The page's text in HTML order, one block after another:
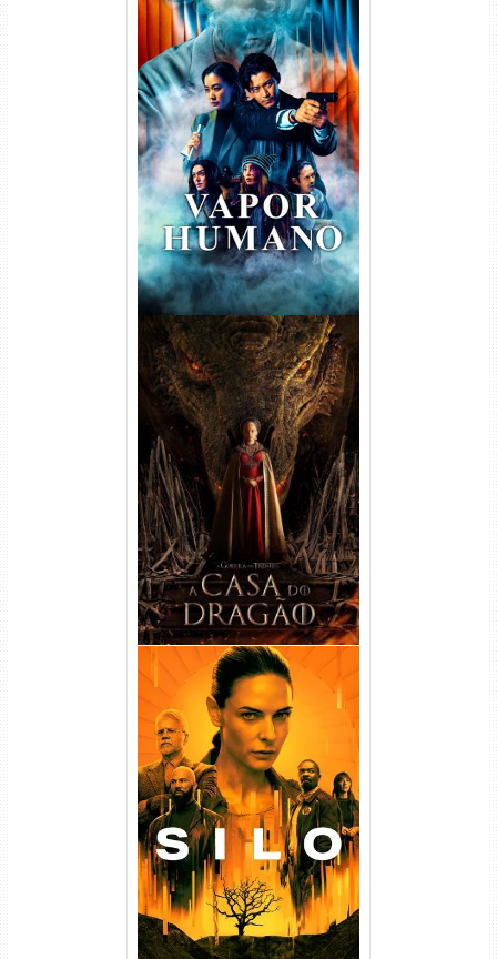
Vapor Humano 1ª Temporada
Torrent (2026) WEB-DL 1080p
Dual Áudio
A Casa do Dragão 1ª
Temporada Torrent (2022)
WEB-DL 720p/1080p Dual
Áudio
Silo 1ª Temporada Torrent
(2023) WEB-DL
720p/1080p/4K Dual Áudio